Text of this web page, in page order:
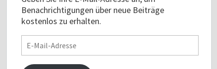
Benachrichtigungen über neue Beiträge
kostenlos zu erhalten.
E-
Mail-
Adresse